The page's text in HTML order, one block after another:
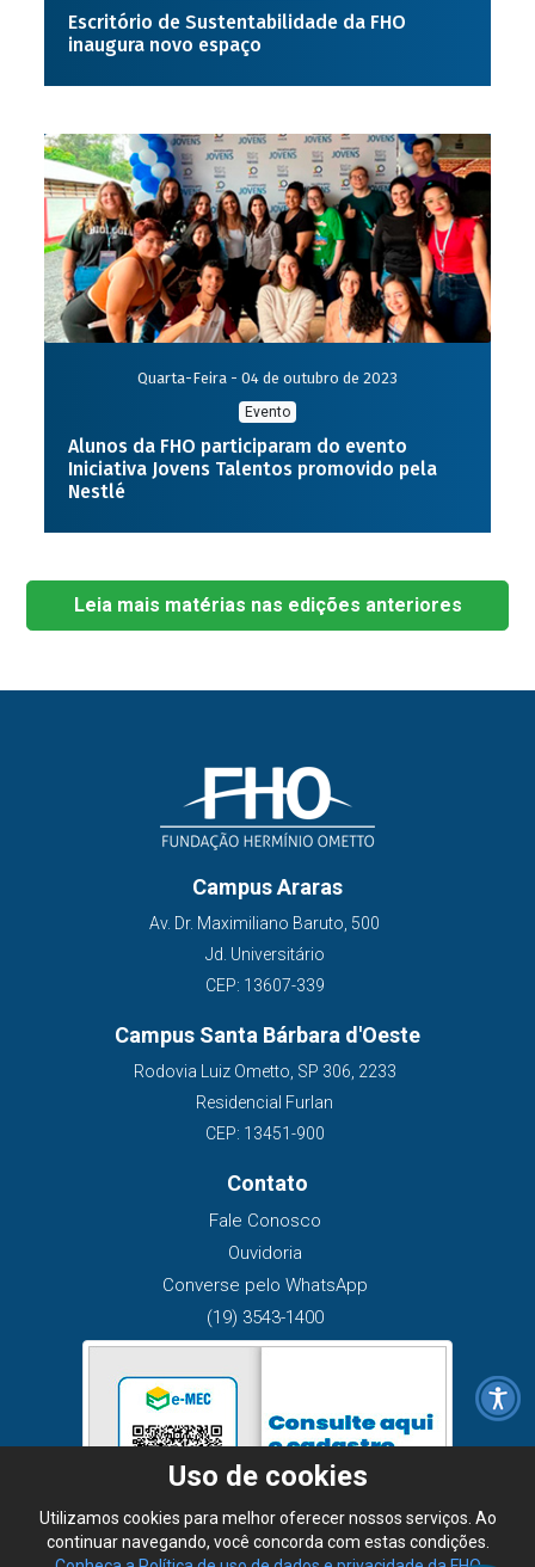
Escritório de Sustentabilidade da FHO
inaugura novo espaço
Quarta-Feira - 04 de outubro de 2023
Evento
Alunos da FHO participaram do evento
Iniciativa Jovens Talentos promovido pela
Nestlé
Leia mais matérias nas edições anteriores
Campus Araras
Av. Dr. Maximiliano Baruto, 500
Jd. Universitário
CEP: 13607-339
Campus Santa Bárbara d'Oeste
Rodovia Luiz Ometto, SP 306, 2233
Residencial Furlan
CEP: 13451-900
Contato
Fale Conosco
Ouvidoria
Converse pelo WhatsApp
(19) 3543-1400
Uso de cookies
Utilizamos cookies para melhor oferecer nossos serviços. Ao
continuar navegando, você concorda com estas condições.